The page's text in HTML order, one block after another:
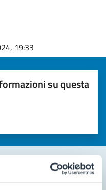
19:33
su questa
1 a 5 stelle)
valutare la chiarezza delle
5